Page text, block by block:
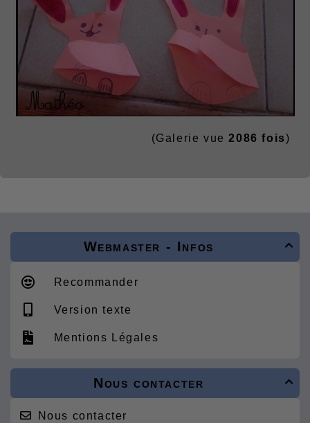
(Galerie vue2086 fois )

Webmaster - Infos
Recommander
Version texte
Mentions Légales

Nous contacter
Nous contacter